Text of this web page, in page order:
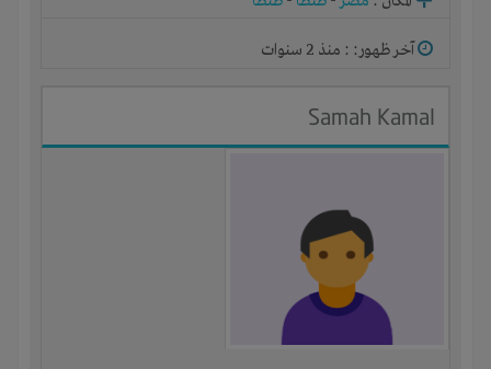
آخر ظهور: : منذ 2 سنوات
Samah Kamal